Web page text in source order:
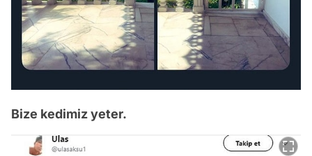
Bize kedimiz yeter.